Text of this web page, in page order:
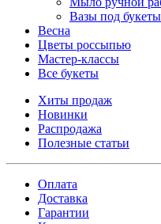
Вазы под букеты
Весна
Цветы россыпью
Мастер-классы
Все букеты
Хиты продаж
Новинки
Распродажа
Полезные статьи
Оплата
Доставка
Гарантии